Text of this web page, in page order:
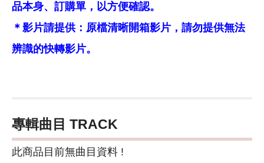
品本身、訂購單，以方便確認。
＊影片請提供：原檔清晰開箱影片，請勿提供無法
辨識的快轉影片。
專輯曲目 TRACK
此商品目前無曲目資料 !